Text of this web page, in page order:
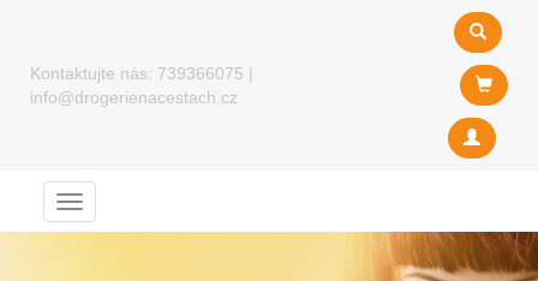
Kontaktujte nás: 739366075 |
info@drogerienacestach.cz
Menu